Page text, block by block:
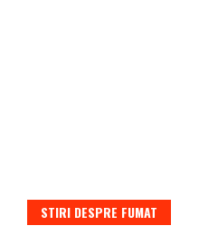
STIRI DESPRE FUMAT